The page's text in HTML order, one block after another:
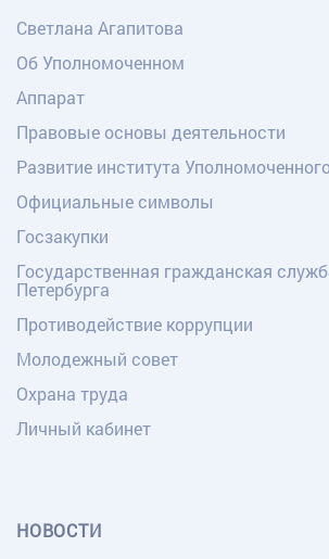
Светлана Агапитова
Об Уполномоченном
Аппарат
Правовые основы деятельности
Развитие института
Официальные символы
Госзакупки
Государственная гражданская
Петербурга
Противодействие коррупции
Молодежный совет
Охрана труда
Личный кабинет
НОВОСТИ